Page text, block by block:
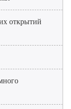
открытий